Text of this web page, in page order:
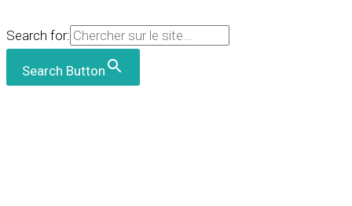
Search for:
Search Button